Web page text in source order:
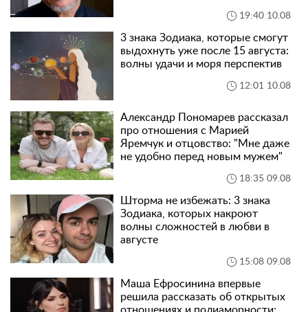
19:40 10.08
3 знака Зодиака, которые смогут
выдохнуть уже после 15 августа:
волны удачи и моря перспектив
12:01 10.08
Александр Пономарев рассказал
про отношения с Марией
Яремчук и отцовство: "Мне даже
не удобно перед новым мужем"
18:35 09.08
Шторма не избежать: 3 знака
Зодиака, которых накроют
волны сложностей в любви в
августе
15:08 09.08
Маша Ефросинина впервые
решила рассказать об открытых
отношениях и полиаморности: